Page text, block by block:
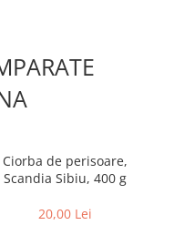
Ciorba de perisoare,
Scandia Sibiu, 400 g
20,00 Lei